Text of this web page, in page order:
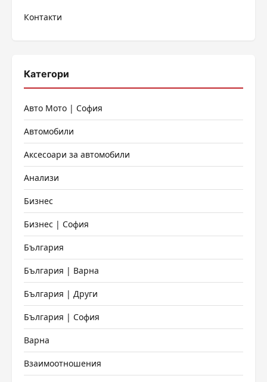
Контакти
Категори
Авто Мото | София
Автомобили
Аксесоари за автомобили
Анализи
Бизнес
Бизнес | София
България
България | Варна
България | Други
България | София
Варна
Взаимоотношения